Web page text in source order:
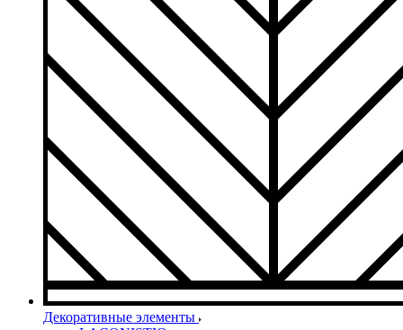
Декоративные элементы